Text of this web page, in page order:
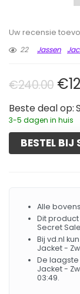
Uw recensie
22
Jassen
€240.00 €
Beste deal op:
3-5 dagen in huis
BESTEL BIJ
Alle
Dit product
Secret
Bij vd.nl
Jacket -
De laagste
Jacket -
03:49.